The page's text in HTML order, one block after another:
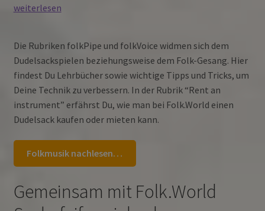
wieder
weiterlesen
Die Rubriken folkPipe und folkVoice widmen sich dem
Dudelsackspielen beziehungsweise dem Folk-Gesang. Hier
findest Du Lehrbücher sowie wichtige Tipps und Tricks, um
Deine Technik zu verbessern. In der Rubrik “Rent an
instrument” erfährst Du, wie man bei Folk.World einen
Dudelsack kaufen oder mieten kann.
Folkmusik nachlesen…
Gemeinsam mit Folk.World